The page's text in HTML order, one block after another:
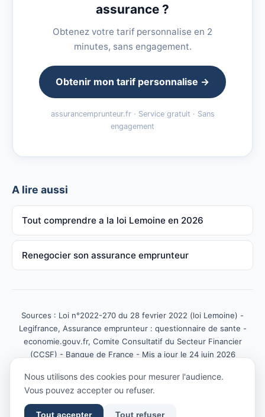
assurance ?
Obtenez votre tarif personnalise en 2
minutes, sans engagement.
Obtenir mon tarif personnalise →
assurancemprunteur.fr · Service gratuit · Sans
engagement
A lire aussi
Tout comprendre a la loi Lemoine en 2026
Renegocier son assurance emprunteur
Sources : Loi n°2022-270 du 28 fevrier 2022 (loi Lemoine) -
Legifrance, Assurance emprunteur : questionnaire de sante -
economie.gouv.fr, Comite Consultatif du Secteur Financier
(CCSF) - Banque de France - Mis a jour le 24 juin 2026
Place des Finances SAS ·assurancemprunteur.fr
Nous utilisons des cookies pour mesurer l'audience.
Vous pouvez accepter ou refuser.
Tout accepter Tout refuser